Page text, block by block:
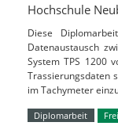
Hochschule
Diese
Datenaustausch
System TPS 1200
Trassierungsdaten
im Tachymeter
Diplomarbeit